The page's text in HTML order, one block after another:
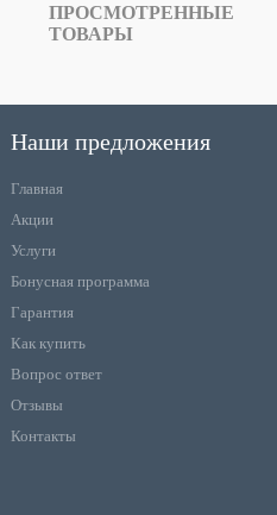
ПРОСМОТРЕННЫЕ
ТОВАРЫ
Наши предложения
Главная
Акции
Услуги
Бонусная программа
Гарантия
Как купить
Вопрос ответ
Отзывы
Контакты